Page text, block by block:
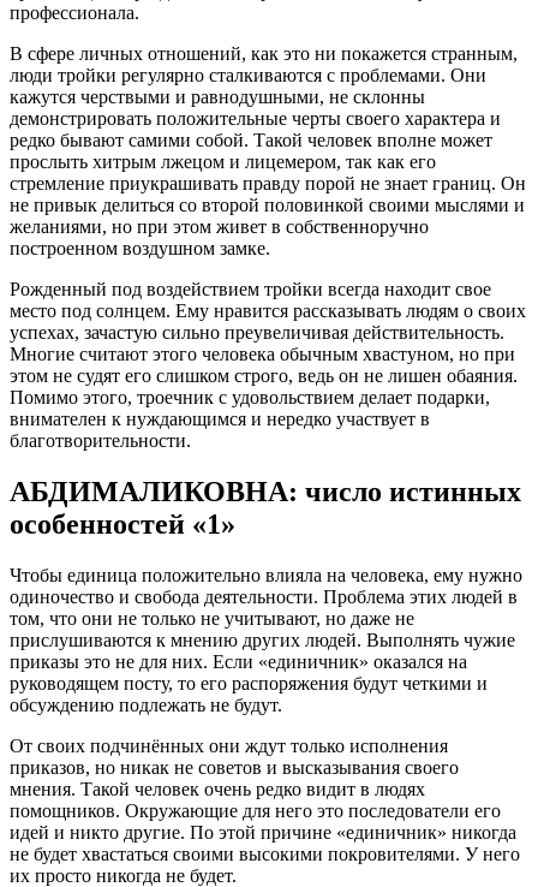
профессионала.
В сфере личных отношений, как это ни покажется странным,
люди тройки регулярно сталкиваются с проблемами. Они
кажутся черствыми и равнодушными, не склонны
демонстрировать положительные черты своего характера и
редко бывают самими собой. Такой человек вполне может
прослыть хитрым лжецом и лицемером, так как его
стремление приукрашивать правду порой не знает границ. Он
не привык делиться со второй половинкой своими мыслями и
желаниями, но при этом живет в собственноручно
построенном воздушном замке.
Рожденный под воздействием тройки всегда находит свое
место под солнцем. Ему нравится рассказывать людям о своих
успехах, зачастую сильно преувеличивая действительность.
Многие считают этого человека обычным хвастуном, но при
этом не судят его слишком строго, ведь он не лишен обаяния.
Помимо этого, троечник с удовольствием делает подарки,
внимателен к нуждающимся и нередко участвует в
благотворительности.
АБДИМАЛИКОВНА: число истинных
особенностей «1»
Чтобы единица положительно влияла на человека, ему нужно
одиночество и свобода деятельности. Проблема этих людей в
том, что они не только не учитывают, но даже не
прислушиваются к мнению других людей. Выполнять чужие
приказы это не для них. Если «единичник» оказался на
руководящем посту, то его распоряжения будут четкими и
обсуждению подлежать не будут.
От своих подчинённых они ждут только исполнения
приказов, но никак не советов и высказывания своего
мнения. Такой человек очень редко видит в людях
помощников. Окружающие для него это последователи его
идей и никто другие. По этой причине «единичник» никогда
не будет хвастаться своими высокими покровителями. У него
их просто никогда не будет.